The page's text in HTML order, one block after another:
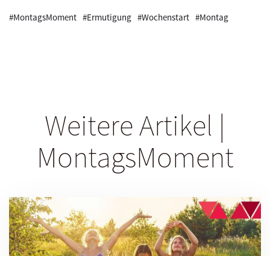
#MontagsMoment #Ermutigung #Wochenstart #Montag
Weitere Artikel |
MontagsMoment